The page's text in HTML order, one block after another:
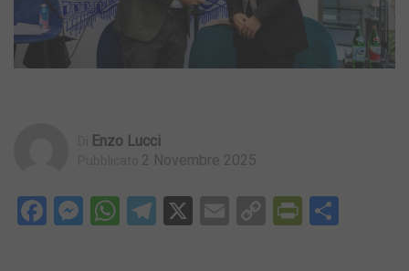
Enzo Lucci
2 Novembre 2025
Facebook
Messenger
WhatsApp
Telegram
X EmailCopy